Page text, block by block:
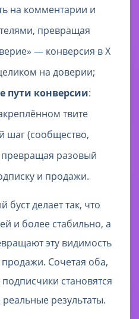
на комментарии и
превращая
— конверсия в X
на доверии;
пути конверсии:
твите
шаг (сообщество,
превращая разовый
и продажи.
делает так, что
и более стабильно, а
эту видимость
Сочетая оба,
становятся
результаты.